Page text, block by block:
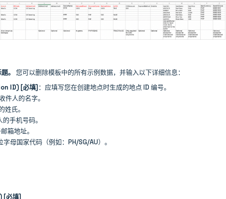
。
您可以删除模板中的所有示例数据，并输入以下详细信息：
ID) [必填]：应填写您在创建地点时生成的地点 ID 编号。
件人的名字。
姓氏。
的手机号码。
箱地址。
字母国家代码（例如：PH/SG/AU）。
[必填]